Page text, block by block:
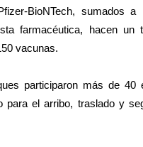
BioNTech, sumados a
farmacéutica, hacen un
vacunas.
participaron más de 40
para el arribo, traslado y